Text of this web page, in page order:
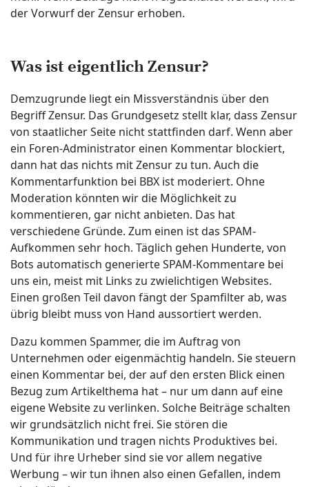
der Vorwurf der Zensur erhoben.
Was ist eigentlich Zensur?
Demzugrunde liegt ein Missverständnis über den
Begriff Zensur. Das Grundgesetz stellt klar, dass Zensur
von staatlicher Seite nicht stattfinden darf. Wenn aber
ein Foren-Administrator einen Kommentar blockiert,
dann hat das nichts mit Zensur zu tun. Auch die
Kommentarfunktion bei BBX ist moderiert. Ohne
Moderation könnten wir die Möglichkeit zu
kommentieren, gar nicht anbieten. Das hat
verschiedene Gründe. Zum einen ist das SPAM-
Aufkommen sehr hoch. Täglich gehen Hunderte, von
Bots automatisch generierte SPAM-Kommentare bei
uns ein, meist mit Links zu zwielichtigen Websites.
Einen großen Teil davon fängt der Spamfilter ab, was
übrig bleibt muss von Hand aussortiert werden.
Dazu kommen Spammer, die im Auftrag von
Unternehmen oder eigenmächtig handeln. Sie steuern
einen Kommentar bei, der auf den ersten Blick einen
Bezug zum Artikelthema hat – nur um dann auf eine
eigene Website zu verlinken. Solche Beiträge schalten
wir grundsätzlich nicht frei. Sie stören die
Kommunikation und tragen nichts Produktives bei.
Und für ihre Urheber sind sie vor allem negative
Werbung – wir tun ihnen also einen Gefallen, indem